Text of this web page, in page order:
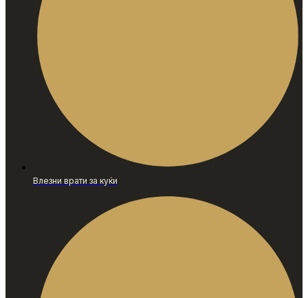
Влезни врати за куќи